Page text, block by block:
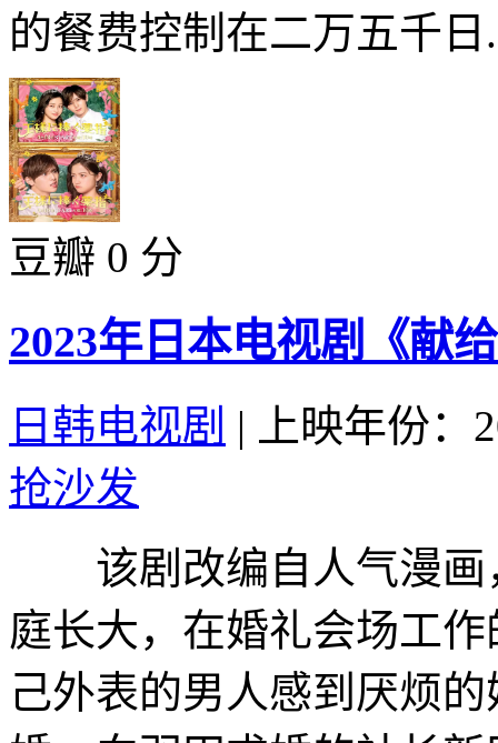
的餐费控制在二万五千
豆瓣 0 分
2023年日本电视剧《献
日韩电视剧 |
上映年份：
抢沙发
该剧改编自人气漫画
庭长大，在婚礼会场工
己外表的男人感到厌烦